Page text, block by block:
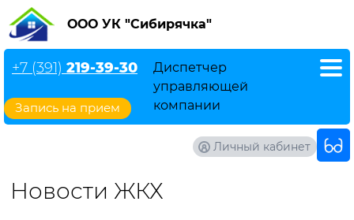
ООО УК "Сибирячка"
Запись на прием
+7 (391) 219-39-30
Диспетчер
управляющей
компании
Личный кабинет
Новости ЖКХ